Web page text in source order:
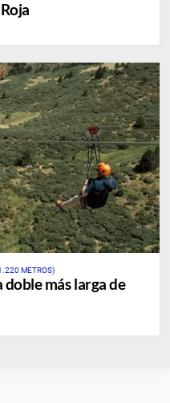
METROS)
más larga de